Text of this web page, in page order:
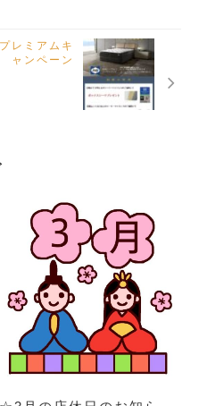
レミアムキ
ャンペーン